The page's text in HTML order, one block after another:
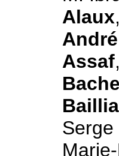
Alaux
André
Assaf
Serge